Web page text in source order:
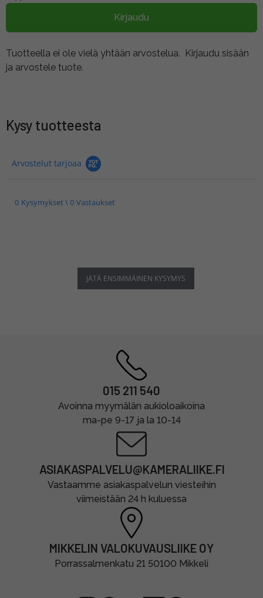
Kirjaudu
Tuotteella ei ole vielä yhtään arvostelua. Kirjaudu sisään
ja arvostele tuote.
Kysy tuotteesta
Arvostelut tarjoaa
0 Kysymykset \ 0 Vastaukset
JÄTÄ ENSIMMÄINEN KYSYMYS
015 211 540
Avoinna myymälän aukioloaikoina
ma-pe 9-17 ja la 10-14
ASIAKASPALVELU@KAMERALIIKE.FI
Vastaamme asiakaspalvelun viesteihin
viimeistään 24 h kuluessa
MIKKELIN VALOKUVAUSLIIKE OY
Porrassalmenkatu 21 50100 Mikkeli